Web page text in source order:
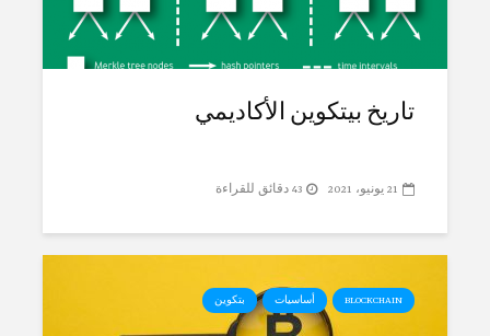
تاريخ بيتكوين الأكاديمي
21 يونيو، 2021 43 دقائق للقراءة
BLOCKCHAIN أساسيات بتكوين